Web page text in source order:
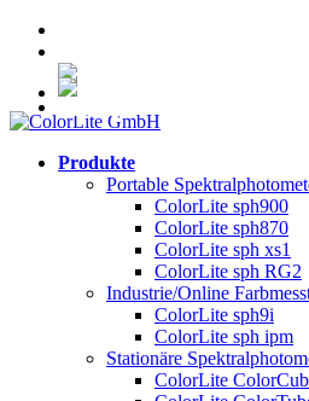
Produkte
Portable
ColorLite sph900
ColorLite sph870
ColorLite sph xs1
ColorLite sph RG2
Industrie/Online
ColorLite sph9i
ColorLite sph ipm
Stationäre
ColorLite